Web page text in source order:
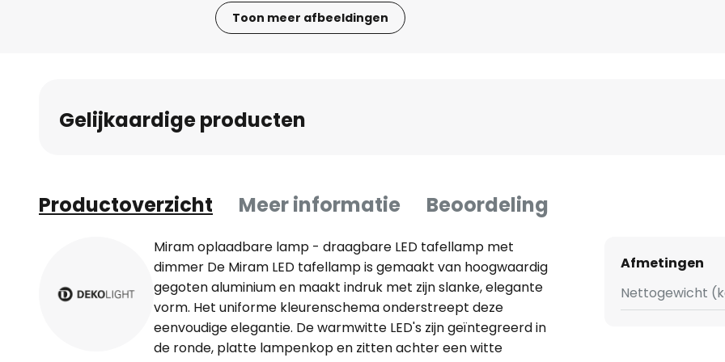
Toon meer afbeeldingen
vanGelijkaardige producten
Productoverzicht Meer informatie Beoordeling
Miram oplaadbare lamp - draagbare LED tafellamp met
dimmer De Miram LED tafellamp is gemaakt van hoogwaardig
gegoten aluminium en maakt indruk met zijn slanke, elegante
vorm. Het uniforme kleurenschema onderstreept deze
eenvoudige elegantie. De warmwitte LED's zijn geïntegreerd in
de ronde, platte lampenkop en zitten achter een witte
Afmetingen
Nettogewicht